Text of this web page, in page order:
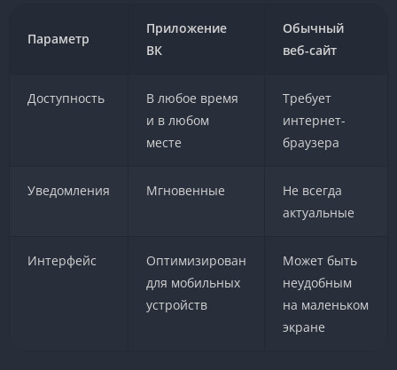
Параметр
Приложение
ВК
Обычный
веб-сайт
Доступность
В любое время
и в любом
месте
Требует
интернет-
браузера
Уведомления Мгновенные
Не всегда
актуальные
Интерфейс
Оптимизирован
для мобильных
устройств
Может быть
неудобным
на маленьком
экране